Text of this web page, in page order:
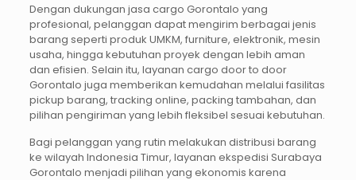
Dengan dukungan jasa cargo Gorontalo yang
profesional, pelanggan dapat mengirim berbagai jenis
barang seperti produk UMKM, furniture, elektronik, mesin
usaha, hingga kebutuhan proyek dengan lebih aman
dan efisien. Selain itu, layanan cargo door to door
Gorontalo juga memberikan kemudahan melalui fasilitas
pickup barang, tracking online, packing tambahan, dan
pilihan pengiriman yang lebih fleksibel sesuai kebutuhan.
Bagi pelanggan yang rutin melakukan distribusi barang
ke wilayah Indonesia Timur, layanan ekspedisi Surabaya
Gorontalo menjadi pilihan yang ekonomis karena